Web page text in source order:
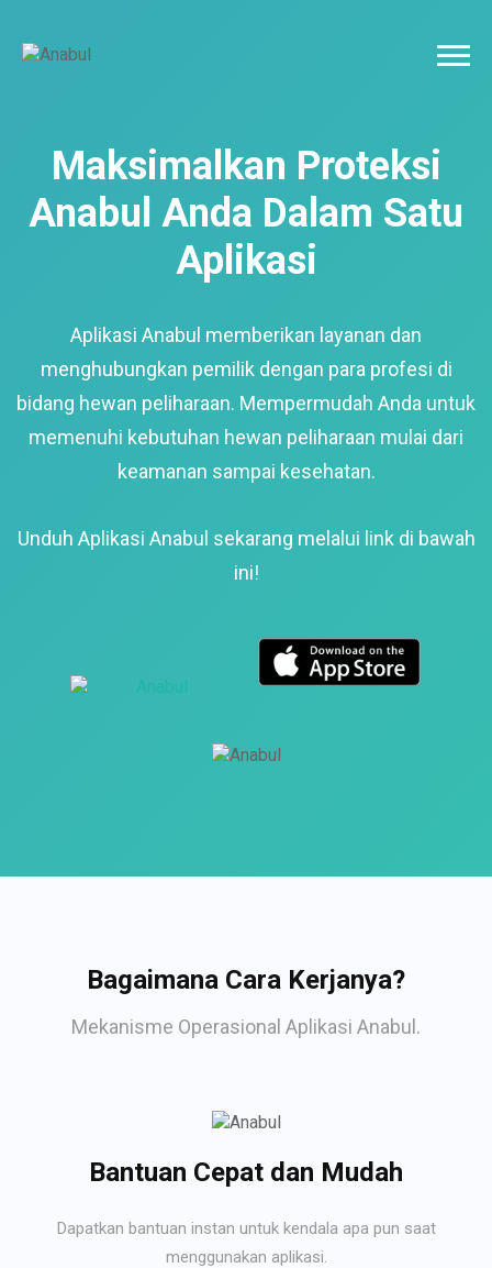
Maksimalkan Proteksi
Anabul Anda Dalam Satu
Aplikasi
Aplikasi Anabul memberikan layanan dan
menghubungkan pemilik dengan para profesi di
bidang hewan peliharaan. Mempermudah Anda untuk
memenuhi kebutuhan hewan peliharaan mulai dari
keamanan sampai kesehatan.
Unduh Aplikasi Anabul sekarang melalui link di bawah
ini!
Bagaimana Cara Kerjanya?
Mekanisme Operasional Aplikasi Anabul.
Bantuan Cepat dan Mudah
Dapatkan bantuan instan untuk kendala apa pun saat
menggunakan aplikasi.